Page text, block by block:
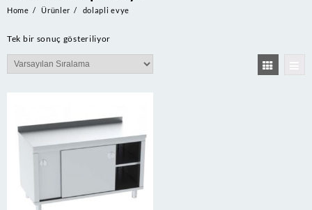
Home Ürünler dolapli evye
Tek bir sonuç gösteriliyor